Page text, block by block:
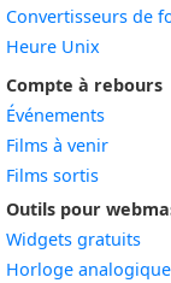
Convertisseurs de
Heure Unix
Compte à rebours
Événements
Films à venir
Films sortis
Outils pour
Widgets gratuits
Horloge analogique